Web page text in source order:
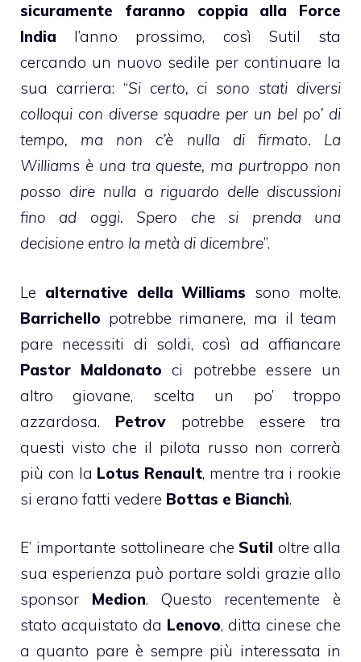
sicuramente faranno coppia alla Force
India l’anno prossimo, così Sutil sta
cercando un nuovo sedile per continuare la
sua carriera: “Si certo, ci sono stati diversi
colloqui con diverse squadre per un bel po’ di
tempo, ma non c’è nulla di firmato. La
Williams è una tra queste, ma purtroppo non
posso dire nulla a riguardo delle discussioni
fino ad oggi. Spero che si prenda una
decisione entro la metà di dicembre”.
Le alternative della Williams sono molte.
Barrichello potrebbe rimanere, ma il team
pare necessiti di soldi, così ad affiancare
Pastor Maldonato ci potrebbe essere un
altro giovane, scelta un po’ troppo
azzardosa. Petrovpotrebbe essere tra
questi visto che il pilota russo non correrà
più con la Lotus Renault, mentre tra i rookie
si erano fatti vedere Bottas e Bianchì.
E’ importante sottolineare che Sutil oltre alla
sua esperienza può portare soldi grazie allo
sponsor Medion. Questo recentemente è
stato acquistato da Lenovo, ditta cinese che
a quanto pare è sempre più interessata in